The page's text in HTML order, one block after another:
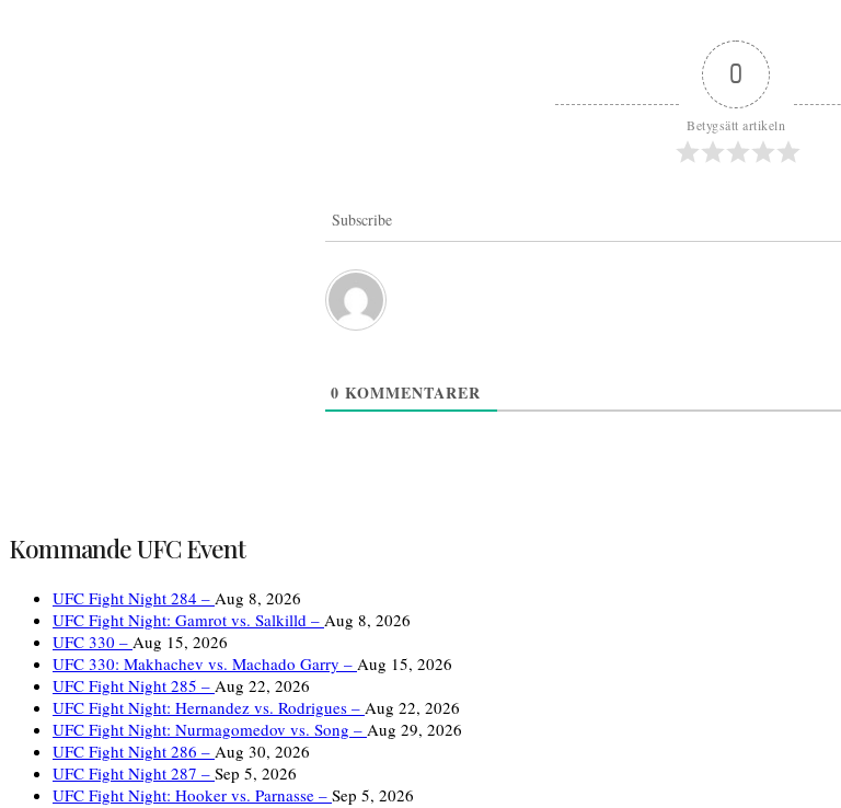
0
Betygsätt artikeln
Subscribe
0 KOMMENTARER
Kommande UFC Event
UFC Fight Night 284 – Aug 8, 2026
UFC Fight Night: Gamrot vs. Salkilld – Aug 8, 2026
UFC 330 – Aug 15, 2026
UFC 330: Makhachev vs. Machado Garry – Aug 15, 2026
UFC Fight Night 285 – Aug 22, 2026
UFC Fight Night: Hernandez vs. Rodrigues – Aug 22, 2026
UFC Fight Night: Nurmagomedov vs. Song – Aug 29, 2026
UFC Fight Night 286 – Aug 30, 2026
UFC Fight Night 287 – Sep 5, 2026
UFC Fight Night: Hooker vs. Parnasse – Sep 5, 2026